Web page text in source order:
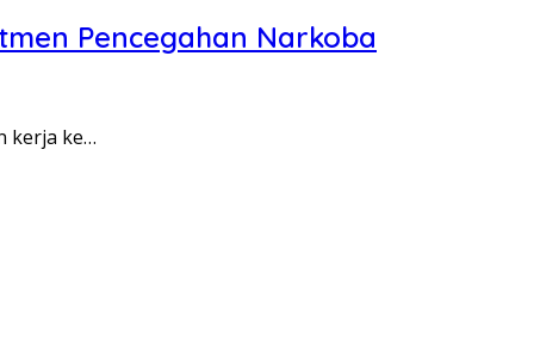
Pencegahan Narkoba
kerja ke…